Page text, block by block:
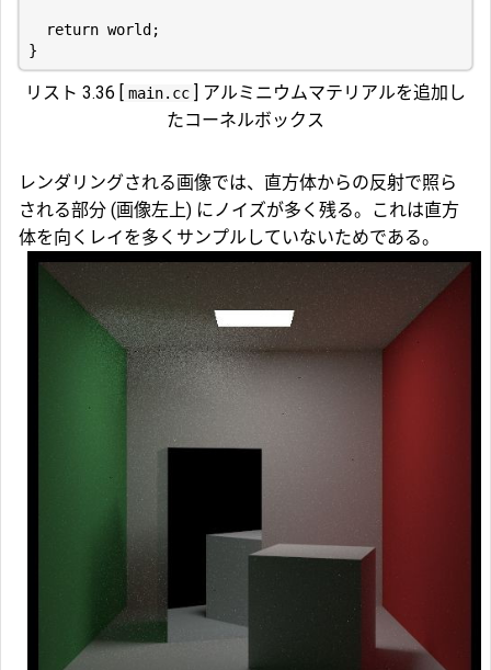
return world ;
}
リスト 3.36 [ main.cc ] アルミニウムマテリアルを追加し
たコーネルボックス
レンダリングされる画像では、直方体からの反射で照ら
される部分 (画像左上) にノイズが多く残る。これは直方
体を向くレイを多くサンプルしていないためである。